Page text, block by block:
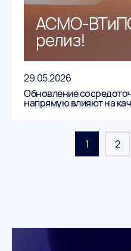
АСМО-
релиз!
29.05.2026
Обновление
напрямую влияют на
1
2